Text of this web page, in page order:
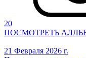
20
ПОСМОТРЕТЬ
21 Февраля 2026 г.